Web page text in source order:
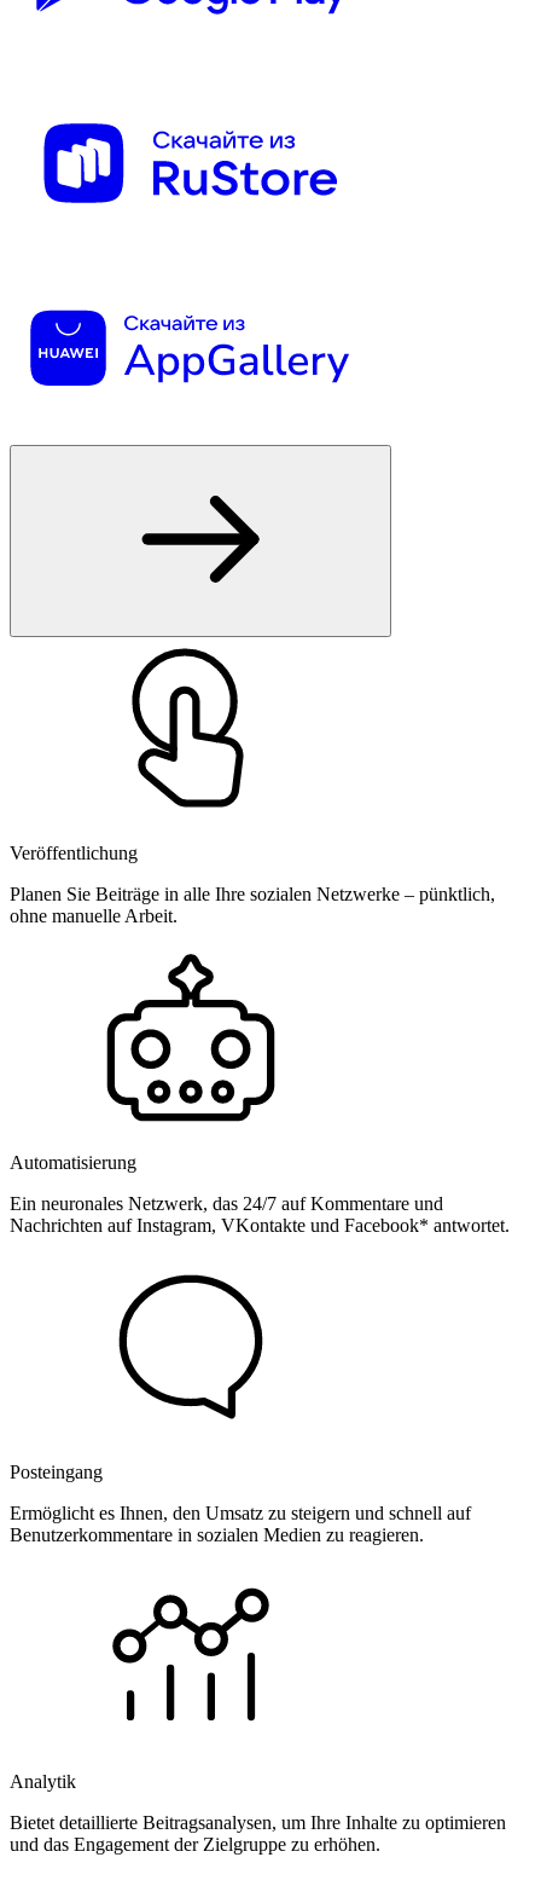
Veröffentlichung
Planen Sie Beiträge in alle Ihre sozialen Netzwerke – pünktlich,
ohne manuelle Arbeit.
Automatisierung
Ein neuronales Netzwerk, das 24/7 auf Kommentare und
Nachrichten auf Instagram, VKontakte und Facebook* antwortet.
Posteingang
Ermöglicht es Ihnen, den Umsatz zu steigern und schnell auf
Benutzerkommentare in sozialen Medien zu reagieren.
Analytik
Bietet detaillierte Beitragsanalysen, um Ihre Inhalte zu optimieren
und das Engagement der Zielgruppe zu erhöhen.